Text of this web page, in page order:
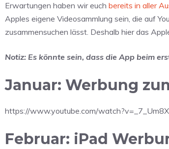
Erwartungen haben wir euch bereits in aller
Apples eigene Videosammlung sein, die auf
zusammensuchen lässt. Deshalb hier das
Notiz: Es könnte sein, dass die App beim
Januar: Werbung
https://www.youtube.com/
Februar: iPad